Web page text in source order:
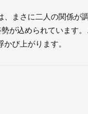
、まさに二人の関係
勢が込められています
び上がります。